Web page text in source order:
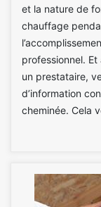
et la nature de
chauffage
professionnel.
un prestataire,
d’information
cheminée. Cela